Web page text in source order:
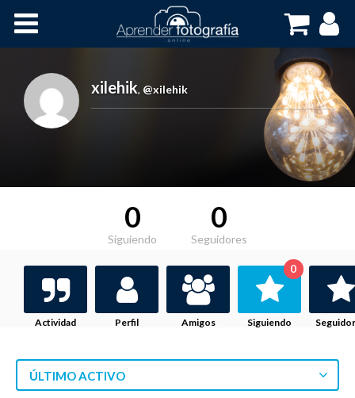
Cursos OnLine
xilehik, @xilehik
0
Siguiendo
0
Seguidores
Actividad Perfil Amigos Siguiendo
0
ÚLTIMO ACTIVO